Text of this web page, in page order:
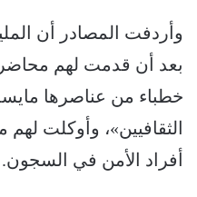
وأردفت المصادر أن
بعد أن قدمت لهم
خطباء من عناصرها
الثقافيين»، وأوكلت لهم
أفراد الأمن في السجون.